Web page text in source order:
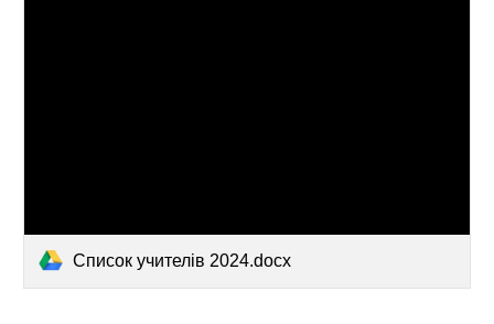
Список учителів 2024.docx